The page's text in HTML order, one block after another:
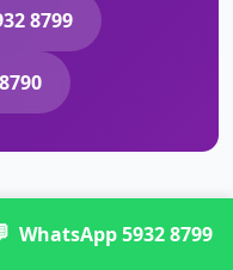
8799
WhatsApp 5932 8799